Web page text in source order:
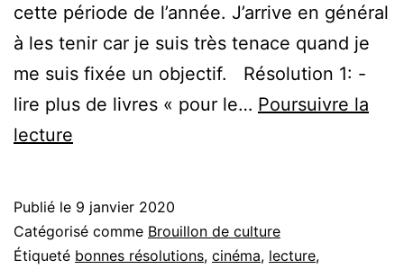
cette période de l’année. J’arrive en général
à les tenir car je suis très tenace quand je
me suis fixée un objectif. Résolution 1: -
lire plus de livres « pour le… Poursuivre la
lecture
!
Publié le 9 janvier 2020
Catégorisé comme Brouillon de culture
Étiqueté bonnes résolutions, cinéma, lecture,